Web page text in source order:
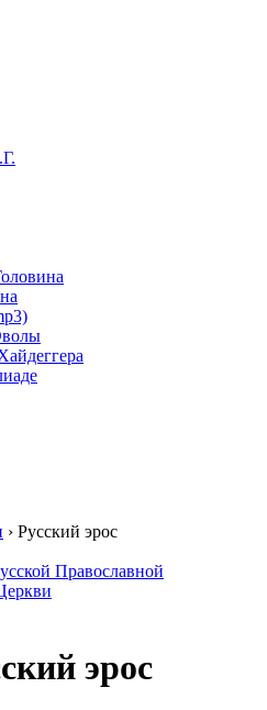
› Русский эрос
Православной
эрос